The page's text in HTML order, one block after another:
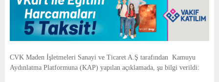
E
CVK Maden İşletmeleri Sanayi ve Ticaret A.Ş tarafından Kamuyu
Aydınlatma Platformuna (KAP) yapılan açıklamada, şu bilgi verildi: